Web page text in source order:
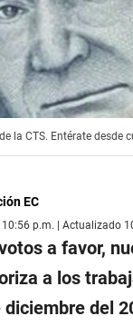
la CTS. Entérate desde
EC
p.m. | Actualizado
a favor,
a los
diciembre del